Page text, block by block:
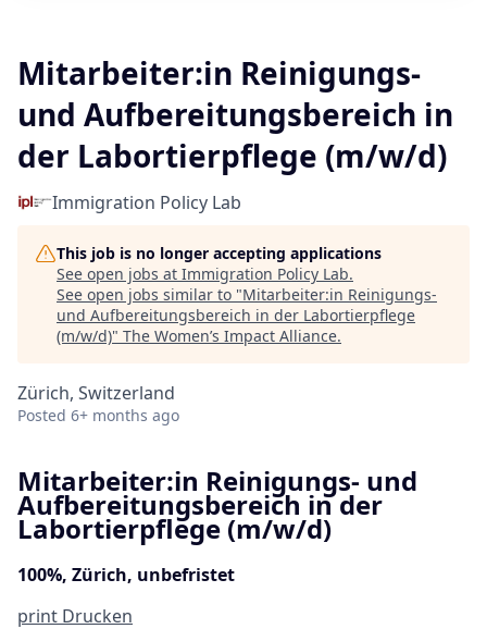
Mitarbeiter:in Reinigungs-
und Aufbereitungsbereich in
der Labortierpflege (m/w/d)
Immigration Policy Lab
This job is no longer accepting applications
See open jobs at Immigration Policy Lab.
See open jobs similar to "Mitarbeiter:in Reinigungs-
und Aufbereitungsbereich in der Labortierpflege
(m/w/d)" The Women’s Impact Alliance.
Zürich, Switzerland
Posted 6+ months ago
Mitarbeiter:in Reinigungs- und
Aufbereitungsbereich in der
Labortierpflege (m/w/d)
100%, Zürich, unbefristet
print Drucken